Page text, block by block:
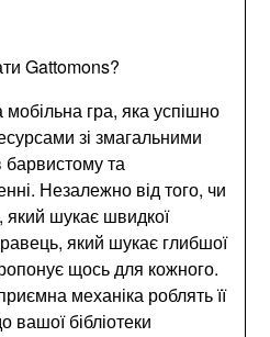
Gattomons?
гра, яка успішно
зі змагальними
барвистому та
Незалежно від того, чи
який шукає швидкої
який шукає глибшої
щось для кожного.
механіка роблять її
вашої бібліотеки